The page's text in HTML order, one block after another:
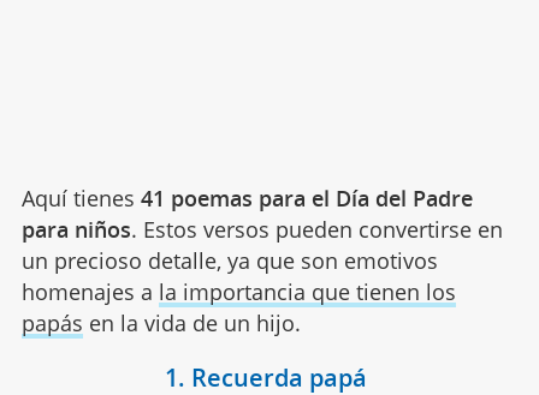
Aquí tienes 41 poemas para el Día del Padre
para niños. Estos versos pueden convertirse en
un precioso detalle, ya que son emotivos
homenajes a la importancia que tienen los
papás en la vida de un hijo.
1. Recuerda papá